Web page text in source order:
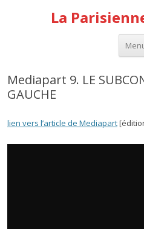
La
Mediapart 9. LE
GAUCHE
lien vers l’article de Mediapart